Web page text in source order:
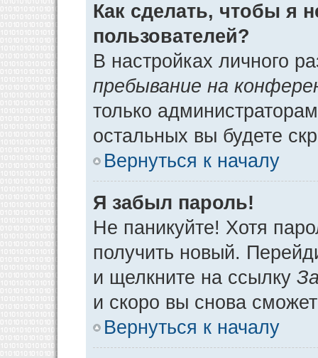
Как сделать, чтобы я
пользователей?
В настройках личного
пребывание на
только
остальных вы будете
Вернуться к началу
Я забыл пароль!
Не паникуйте! Хотя
получить новый.
и щелкните на ссылку
и скоро вы снова
Вернуться к началу